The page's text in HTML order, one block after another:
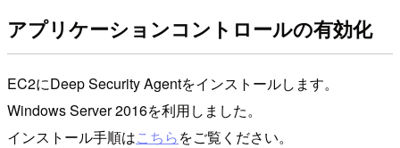
アプリケーションコントロールの有効化
EC2にDeep Security Agentをインストールします。
Windows Server 2016を利用しました。
インストール手順はこちらをご覧ください。